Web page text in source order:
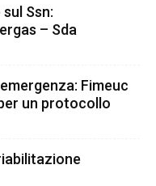
Ssn:
– Sda
Fimeuc
un protocollo